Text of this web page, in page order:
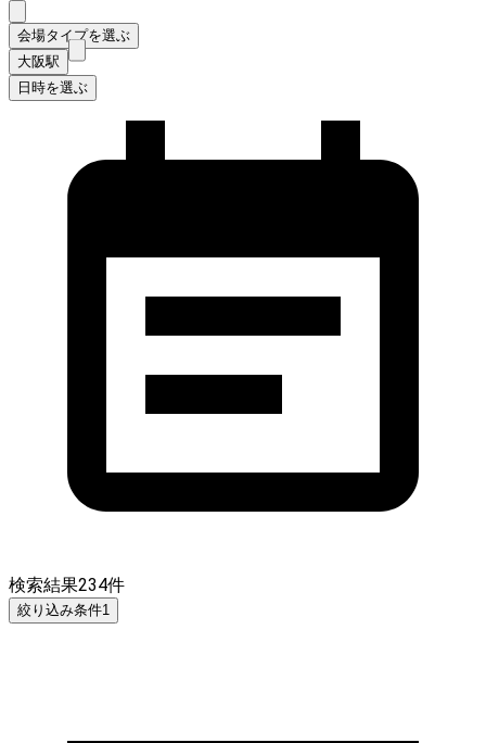
会場タイプを選ぶ
大阪駅
日時を選ぶ
検索結果234件
絞り込み条件1